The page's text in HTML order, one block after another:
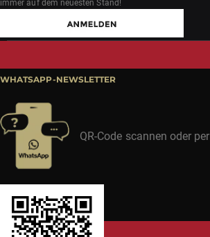
immer auf dem neuesten Stand!
WHATSAPP-NEWSLETTER
QR-Code scannen oder per